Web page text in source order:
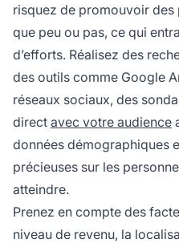
risquez de promouvoir des
que peu ou pas, ce qui
d’efforts. Réalisez des
des outils comme Google
réseaux sociaux, des
direct avec votre audience
données démographiques
précieuses sur les
atteindre.
Prenez en compte des
niveau de revenu, la